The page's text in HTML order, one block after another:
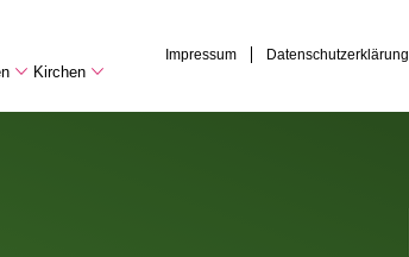
Kirchen
Impressum Datenschutzerklärung